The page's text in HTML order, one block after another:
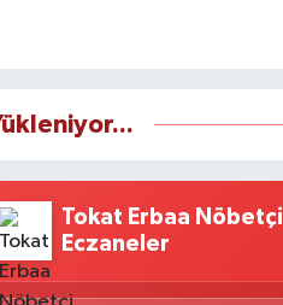
Tokat Erbaa Nöbetçi
Eczaneler